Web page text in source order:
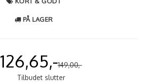
PÅ LAGER
126,65,-149,00,-
Tilbudet slutter